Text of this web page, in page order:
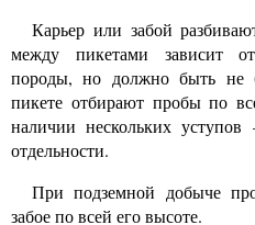
Карьер или забой
между пикетами зависит
породы, но должно быть не
пикете отбирают пробы по
наличии нескольких уступов
отдельности.
При подземной добыче
забое по всей его высоте.